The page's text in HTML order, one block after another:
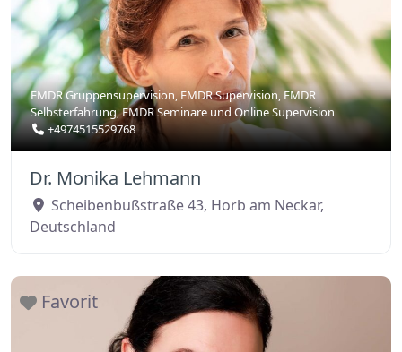
EMDR Gruppensupervision,EMDR Supervision, EMDR
Selbsterfahrung,EMDR Seminareund Online Supervision
+4974515529768
Dr. Monika Lehmann
Scheibenbußstraße 43, Horb am Neckar,
Deutschland
Favorit